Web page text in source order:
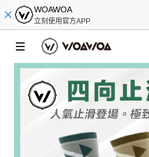
WOAWOA
立刻使用官方APP